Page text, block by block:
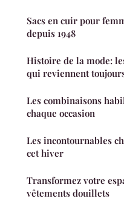
Sacs en cuir pour
depuis 1948
Histoire de la mode:
qui reviennent
Les combinaisons
chaque occasion
Les incontournables
cet hiver
Transformez votre
vêtements douillets